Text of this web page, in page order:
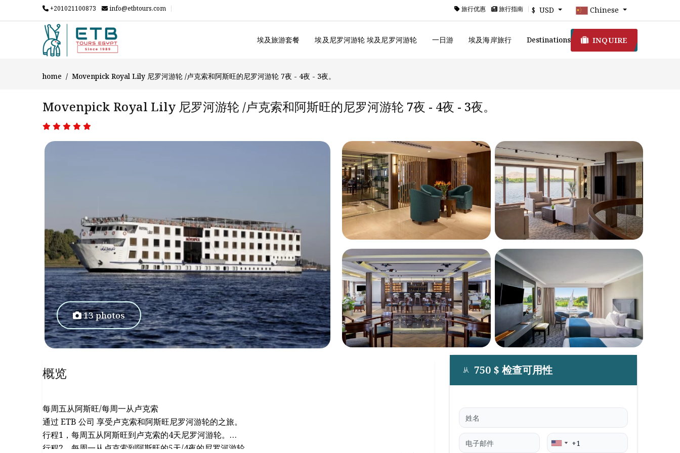
+201021100873 info@etbtours.com 旅行优惠 旅行指南 $ USD Chinese
埃及旅游套餐 埃及尼罗河游轮 埃及尼罗河游轮 一日游 埃及海岸旅行 Destinations INQUIRE
home Movenpick Royal Lily 尼罗河游轮 /卢克索和阿斯旺的尼罗河游轮 7夜 - 4夜 - 3夜。
Movenpick Royal Lily 尼罗河游轮 /卢克索和阿斯旺的尼罗河游轮 7夜 - 4夜 - 3夜。
13 photos
概览
每周五从阿斯旺/每周一从卢克索
通过 ETB 公司 享受卢克索和阿斯旺尼罗河游轮的之旅。
行程1，每周五从阿斯旺到卢克索的4天尼罗河游轮。
行程2，每周一从卢克索到阿斯旺的5天/4夜的尼罗河游轮。
从 750 $ 检查可用性